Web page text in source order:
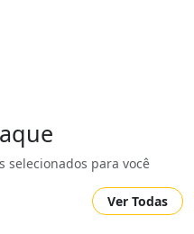
selecionados para você
Ver Todas